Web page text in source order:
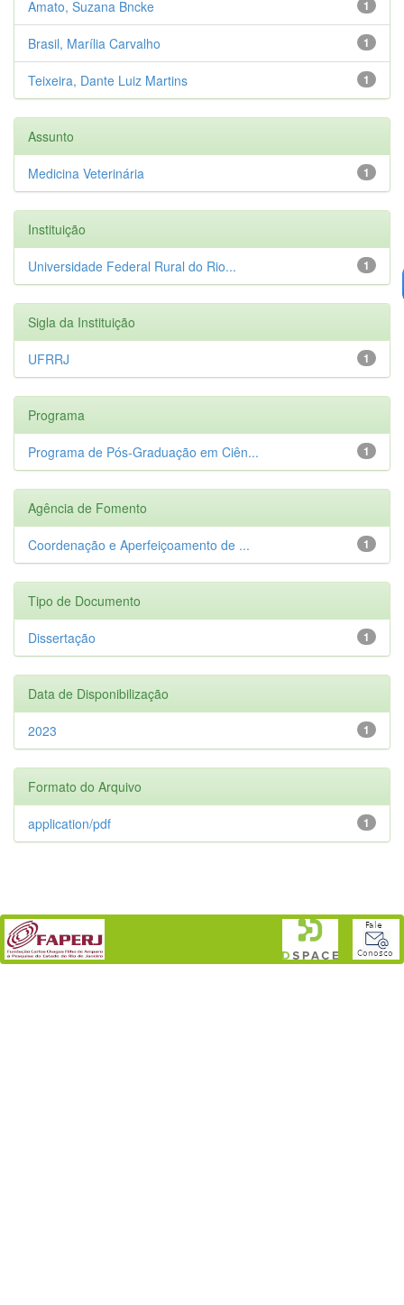
1
Amato, Suzana Bncke
1
Brasil, Marília Carvalho
1
Teixeira, Dante Luiz Martins
Assunto
1
Medicina Veterinária
Instituição
1
Universidade Federal Rural do Rio...
Sigla da Instituição
1
UFRRJ
Programa
1
Programa de Pós-Graduação em Ciên...
Agência de Fomento
1
Coordenação e Aperfeiçoamento de ...
Tipo de Documento
1
Dissertação
Data de Disponibilização
1
2023
Formato do Arquivo
1
application/pdf